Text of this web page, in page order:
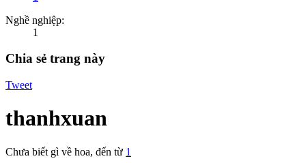
Nghề nghiệp:
1
Chia sẻ trang này
Tweet
thanhxuan
Chưa biết gì về hoa, đến từ 1